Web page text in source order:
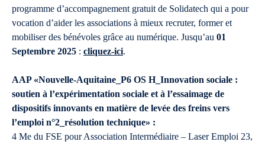
programme d’accompagnement gratuit de Solidatech qui a pour
vocation d’aider les associations à mieux recruter, former et
mobiliser des bénévoles grâce au numérique. Jusqu’au 01
Septembre 2025 : cliquez-ici.
AAP «Nouvelle-Aquitaine_P6 OS H_Innovation sociale :
soutien à l’expérimentation sociale et à l’essaimage de
dispositifs innovants en matière de levée des freins vers
l’emploi n°2_résolution technique» :
4 Me du FSE pour Association Intermédiaire – Laser Emploi 23,